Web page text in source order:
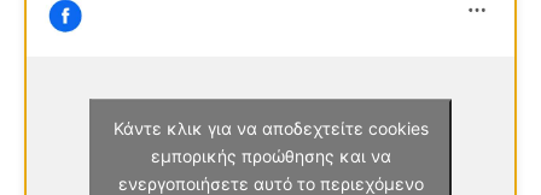
Κάντε κλικ για να αποδεχτείτε cookies
εμπορικής προώθησης και να
ενεργοποιήσετε αυτό το περιεχόμενο